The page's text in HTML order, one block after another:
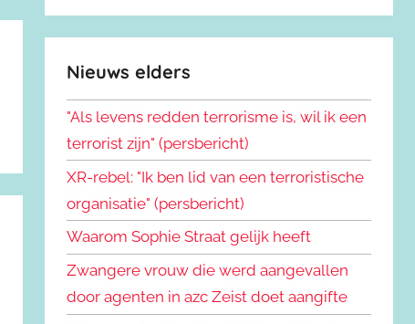
Nieuws elders
"Als levens redden terrorisme is, wil ik een
terrorist zijn" (persbericht)
XR-rebel: "Ik ben lid van een terroristische
organisatie" (persbericht)
Waarom Sophie Straat gelijk heeft
Zwangere vrouw die werd aangevallen
door agenten in azc Zeist doet aangifte